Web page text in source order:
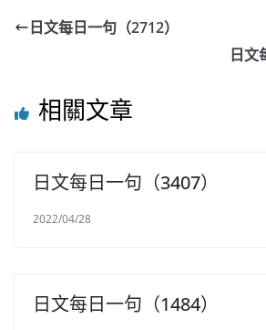
日文每日一句（2712）
日文
相關文章
日文每日一句（3407）
2022/04/28
日文每日一句（1484）